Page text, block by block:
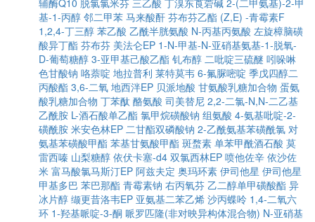
辅酶Q10 脱氯氯米芬 三乙酸 丁溴东莨菪碱 2-(二甲氨基)-2-甲
基-1-丙醇 邻二甲苯 马来酸酐 芬布芬乙酯 (Z,E) -青霉素F
1,2,4-丁三醇 苯乙酸 乙酰半胱氨酸 N-丙基丙氨酸 左旋樟脑磺
酸异丁酯 芬布芬 美法仑EP 1-N-甲基-N-亚硝基氨基-1-脱氧-
D-葡萄糖醇 3-亚甲基己酸乙酯 钆布醇 二吡啶三硫醚 吲哚啉
色甘酸钠 咯萘啶 地拉普利 莱特莫韦 6-氟脲嘧啶 季戊四醇二
丙酸酯 3,6-二氧 地西泮EP 贝派地酸 甘氨酸乳糖加合物 蛋氨
酸乳糖加合物 丁苯酞 酪氨酸 司美替尼 2,2-二氯-N,N-二乙基
乙酰胺 L-酒石酸单乙酯 氯甲烷磺酸钠 组氨酸 4-氨基吡啶-2-
磺酰胺 米安色林EP 二甘酯双磷酸钠 2-乙酰氨基苯磺酰氯 对
氨基苯磺酸甲酯 苯基甘氨酸甲酯 斑蝥素 单苯甲酰酒石酸 莫
雷西嗪 山梨糖醇 依伏卡塞-d4 双氯西林EP 喷他佐辛 依沙佐
米 富马酸氯马斯汀EP 阿兹夫定 奥玛环素 伊司他星 伊司他星
甲基多巴 苯巴那酯 青霉素钠 右丙氧芬 乙二醇单甲磺酸酯 异
冰片醇 缬更昔洛韦EP 亚氨基二苯乙烯 沙丙蝶呤 1,4-二氧六
环 1-羟基哌啶-3-酮 哌罗匹隆(非对映异构体混合物) N-亚硝基